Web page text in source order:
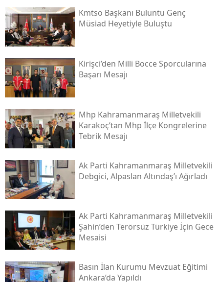
Kmtso Başkanı Buluntu Genç
Müsi̇ad Heyetiyle Buluştu
Kirişci’den Milli Bocce Sporcularına
Başarı Mesajı
Mhp Kahramanmaraş Milletvekili
Karakoç’tan Mhp İlçe Kongrelerine
Tebrik Mesajı
Ak Parti Kahramanmaraş Milletvekili
Debgici, Alpaslan Altındaş’ı Ağırladı
Ak Parti Kahramanmaraş Milletvekili
Şahin’den Terörsüz Türkiye İçin Gece
Mesaisi
Basın İlan Kurumu Mevzuat Eğitimi
Ankara’da Yapıldı